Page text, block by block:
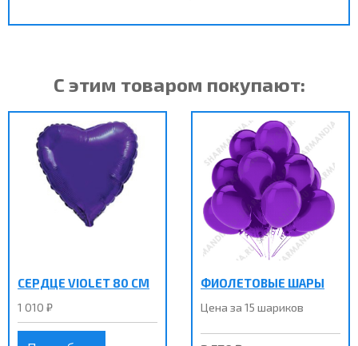
С этим товаром покупают:
СЕРДЦЕ VIOLET 80 СМ
1 010 ₽
ФИОЛЕТОВЫЕ ШАРЫ
Цена за 15 шариков